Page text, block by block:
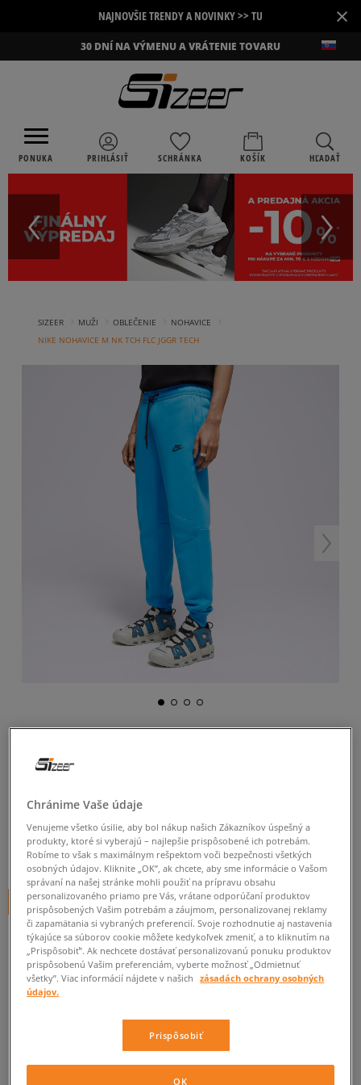
NAJNOVŠIE TRENDY A NOVINKY >> TU ×
30 DNÍ NA VÝMENU A VRÁTENIE TOVARU
PONUKA PRIHLÁSIŤ SCHRÁNKA KOŠÍK HĽADAŤ
SIZEER MUŽI OBLEČENIE NOHAVICE
NIKE NOHAVICE M NK TCH FLC JGGR TECH
JGGR TECH
5.0
60€cena s DPH
+ 60 BODOV VSIZEERCLUBE
Informujte ma o dostupnosti
Ak bude položka opäť dostupná, dostanete od nás oznámenie.
ZISTIŤ DOSTUPNOSŤ V NAŠICH KAMENNÝCH PREDAJNIACH
Chránime Vaše údaje
Venujeme všetko úsilie, aby bol nákup našich Zákazníkov úspešný a
produkty, ktoré si vyberajú – najlepšie prispôsobené ich potrebám.
Robíme to však s maximálnym rešpektom voči bezpečnosti všetkých
osobných údajov. Kliknite „OK”, ak chcete, aby sme informácie o Vašom
správaní na našej stránke mohli použiť na prípravu obsahu
personalizovaného priamo pre Vás, vrátane odporúčaní produktov
prispôsobených Vašim potrebám a záujmom, personalizovanej reklamy
či zapamätania si vybraných preferencií. Svoje rozhodnutie aj nastavenia
týkajúce sa súborov cookie môžete kedykoľvek zmeniť, a to kliknutím na
„Prispôsobiť”. Ak nechcete dostávať personalizovanú ponuku produktov
prispôsobenú Vašim preferenciám, vyberte možnosť „Odmietnuť
všetky”. Viac informácií nájdete v našich
zásadách ochrany osobných
údajov.
Prispôsobiť
OK